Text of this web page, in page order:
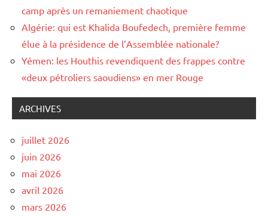
camp après un remaniement chaotique
Algérie: qui est Khalida Boufedech, première femme
élue à la présidence de l’Assemblée nationale?
Yémen: les Houthis revendiquent des frappes contre
«deux pétroliers saoudiens» en mer Rouge
ARCHIVES
juillet 2026
juin 2026
mai 2026
avril 2026
mars 2026